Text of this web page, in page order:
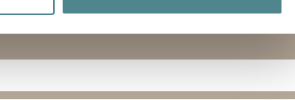
(fingerprinting)
administrere dine cookieindstillinger ved at